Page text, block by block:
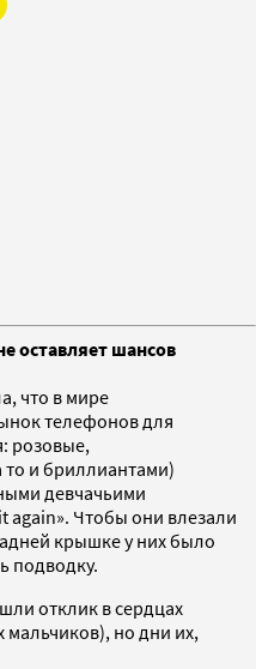
оставляет шансов
что в мире
телефонов для
розовые,
то и бриллиантами)
девчачьими
again». Чтобы они влезали
крышке у них было
подводку.
отклик в сердцах
мальчиков), но дни их,